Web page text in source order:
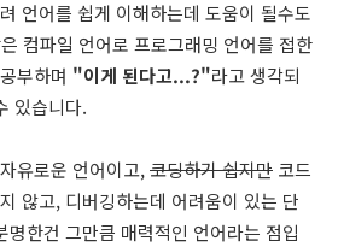
언어를 쉽게 이해하는데 도움이 될수도
컴파일 언어로 프로그래밍 언어를 접한
부하며 "이게 된다고...?"라고 생각되
있습니다.
유로운 언어이고,코딩하기 쉽지만 코드
않고, 디버깅하는데 어려움이 있는 단
명한건 그만큼 매력적인 언어라는 점입